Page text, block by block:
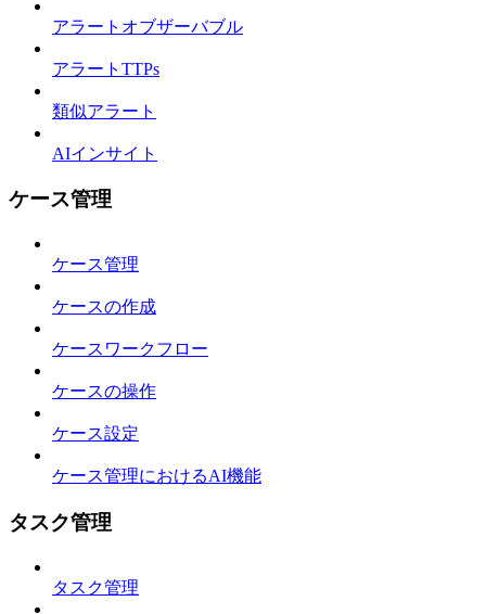
アラートオブザーバブル
アラートTTPs
類似アラート
AIインサイト
ケース管理
ケース管理
ケースの作成
ケースワークフロー
ケースの操作
ケース設定
ケース管理におけるAI機能
タスク管理
タスク管理